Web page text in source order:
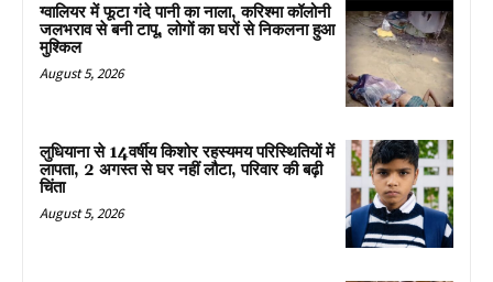
ग्वालियर में फूटा गंदे पानी का नाला, करिश्मा कॉलोनी
जलभराव से बनी टापू, लोगों का घरों से निकलना हुआ
मुश्किल
August 5, 2026
लुधियाना से 14वर्षीय किशोर रहस्यमय परिस्थितियों में
लापता, 2 अगस्त से घर नहीं लौटा, परिवार की बढ़ी
चिंता
August 5, 2026